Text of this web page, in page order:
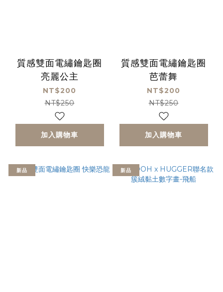
質感雙面電繡鑰匙圈
亮麗公主
NT$200
NT$250
加入購物車
質感雙面電繡鑰匙圈
芭蕾舞
NT$200
NT$250
加入購物車
新品 新品